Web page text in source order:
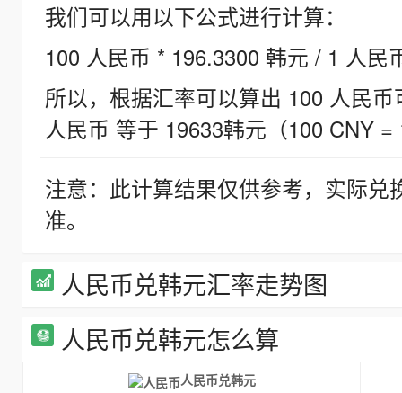
我们可以用以下公式进行计算：
100 人民币 * 196.3300 韩元 / 1 人民
所以，根据汇率可以算出 100 人民
人民币 等于 19633韩元（100 CNY =
注意：此计算结果仅供参考，实际
准。
人民币兑韩元汇率走势图
人民币兑韩元怎么算
人民币兑韩元